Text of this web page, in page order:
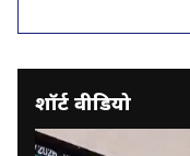
शॉर्ट वीडियो